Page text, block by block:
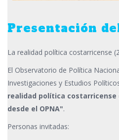
Presentación
La realidad política costarricense
El Observatorio de Política
Investigaciones y Estudios
realidad política costarricense
desde el OPNA".
Personas invitadas: